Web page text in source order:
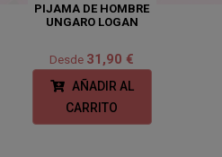
PIJAMA DE HOMBRE
UNGARO LOGAN
Desde 31,90 €
AÑADIR AL
CARRITO